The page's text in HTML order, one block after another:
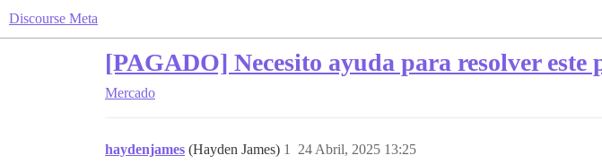
Discourse Meta
[PAGADO] Necesito ayuda para resolver este
Mercado
haydenjames (Hayden James) 24 Abril, 2025 13:25
1